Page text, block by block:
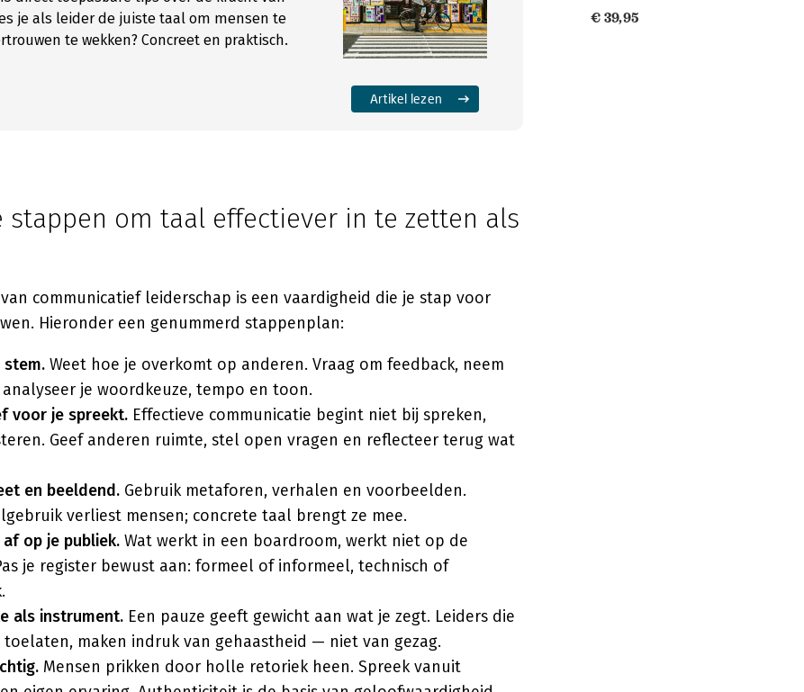
je als leider de juiste taal om mensen te
te wekken? Concreet en praktisch.
Artikel lezen
stappen om taal effectiever in te zetten als
communicatief leiderschap is een vaardigheid die je stap voor
Hieronder een genummerd stappenplan:
stem. Weet hoe je overkomt op anderen. Vraag om feedback, neem
je woordkeuze, tempo en toon.
voor je spreekt. Effectieve communicatie begint niet bij spreken,
Geef anderen ruimte, stel open vragen en reflecteer terug wat
en beeldend. Gebruik metaforen, verhalen en voorbeelden.
verliest mensen; concrete taal brengt ze mee.
op je publiek. Wat werkt in een boardroom, werkt niet op de
je register bewust aan: formeel of informeel, technisch of
als instrument. Een pauze geeft gewicht aan wat je zegt. Leiders die
maken indruk van gehaastheid — niet van gezag.
Mensen prikken door holle retoriek heen. Spreek vanuit
€ 39,95